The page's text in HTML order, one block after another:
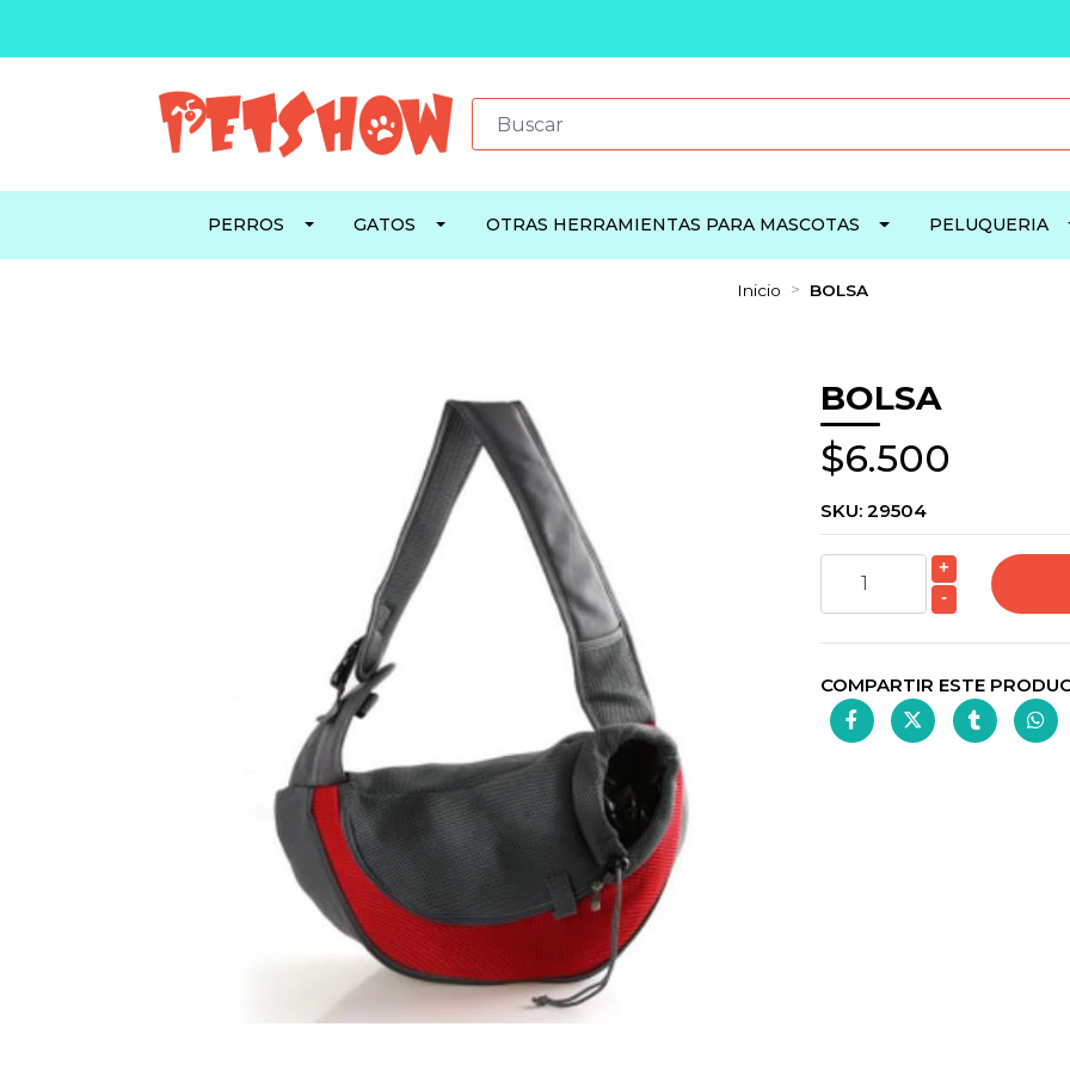
PERROS GATOS OTRAS HERRAMIENTAS PARA MASCOTAS PELUQUERIA
Inicio BOLSA
BOLSA
$6.500
SKU: 29504
+
-
COMPARTIR ESTE